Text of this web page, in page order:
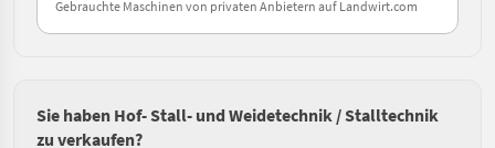
Gebrauchte Maschinen von privaten Anbietern auf Landwirt.com
Sie haben Hof- Stall- und Weidetechnik / Stalltechnik
zu verkaufen?